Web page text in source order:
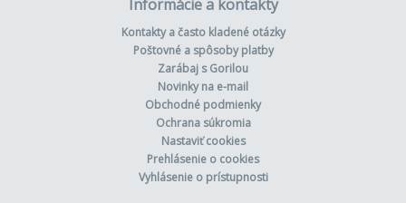
Informácie a kontakty
Kontakty a často kladené otázky
Poštovné a spôsoby platby
Zarábaj s Gorilou
Novinky na e-mail
Obchodné podmienky
Ochrana súkromia
Nastaviť cookies
Prehlásenie o cookies
Vyhlásenie o prístupnosti